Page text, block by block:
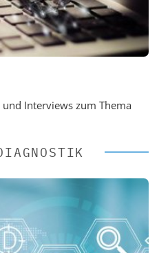
und Interviews zum Thema